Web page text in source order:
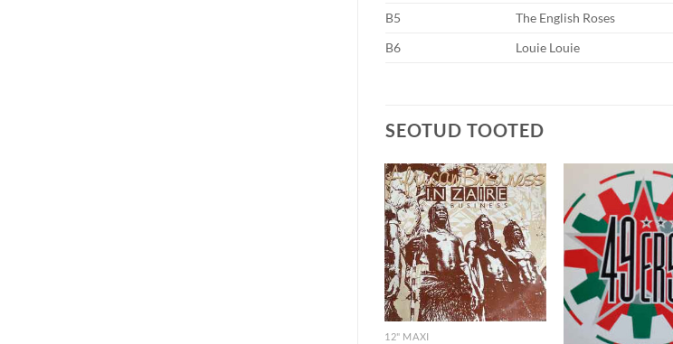
B5
The English Roses
B6
Louie Louie
SEOTUD TOOTED
12" MAXI